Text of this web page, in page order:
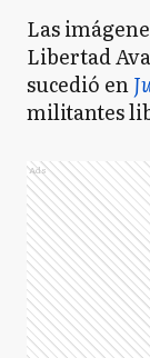
Las
Libertad
sucedió en
militantes
Ads